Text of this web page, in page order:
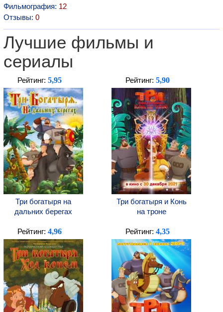
Фильмография: 12
Отзывы: 0
Лучшие фильмы и
сериалы
Рейтинг: 5,95
Три богатыря на
дальних берегах
Рейтинг: 5,90
Три богатыря и Конь
на троне
Рейтинг: 4,96 Рейтинг: 4,35